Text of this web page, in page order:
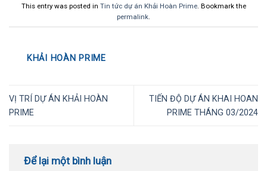
This entry was posted in Tin tức dự án Khải Hoàn Prime. Bookmark the
permalink
KHẢI HOÀN PRIME
VỊ TRÍ DỰ ÁN KHẢI HOÀN
PRIME
TIẾN ĐỘ DỰ ÁN KHAI HOAN
PRIME THÁNG 03/2024
Để lại một bình luận